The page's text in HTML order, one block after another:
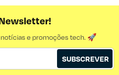
e promoções tech. 🚀
SUBSCREVER